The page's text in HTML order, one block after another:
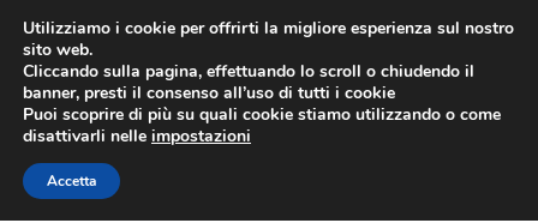
contenuto
Utilizziamo i cookie per offrirti la migliore esperienza sul nostro
sito web.
Cliccando sulla pagina, effettuando lo scroll o chiudendo il
banner, presti il consenso all’uso di tutti i cookie
Puoi scoprire di più su quali cookie stiamo utilizzando o come
disattivarli nelle impostazioni
Accetta